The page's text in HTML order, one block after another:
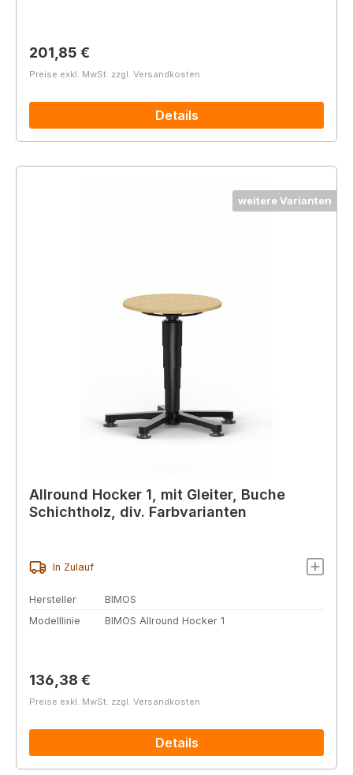
Regulärer Preis:
201,85 €
Preise exkl. MwSt. zzgl. Versandkosten
Details
weitere Varianten
Allround Hocker 1, mit Gleiter, Buche
Schichtholz, div. Farbvarianten
In Zulauf
Hersteller
BIMOS
Modelllinie
BIMOS Allround Hocker 1
Regulärer Preis:
136,38 €
Preise exkl. MwSt. zzgl. Versandkosten
Details